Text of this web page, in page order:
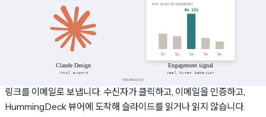
링크를 생성합니다. 끝.
4단계: 링크 전송하고 무슨 일이 일어나는지 지
링크를 이메일로 보냅니다. 수신자가 클릭하고, 이메일을 인증하고,
HummingDeck 뷰어에 도착해 슬라이드를 읽거나 읽지 않습니다.